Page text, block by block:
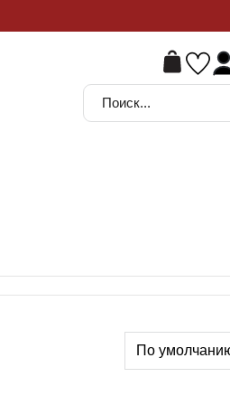
шанс
Поиск ...